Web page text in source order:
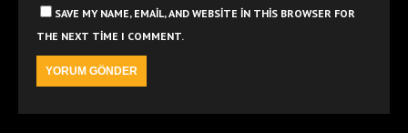
SAVE MY NAME, EMAIL, AND WEBSITE IN THIS BROWSER FOR
THE NEXT TIME I COMMENT.